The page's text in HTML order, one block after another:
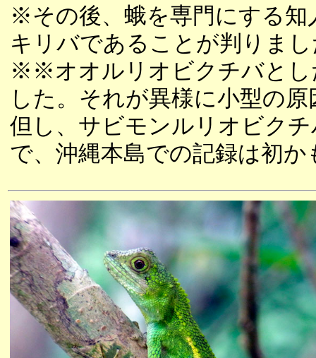
※その後、蛾を専門にする知
キリバであることが判りま
※※オオルリオビクチバとし
した。それが異様に小型の
但し、サビモンルリオビク
で、沖縄本島での記録は初